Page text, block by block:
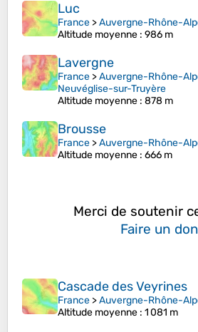
Luc
France >Auvergne-Rhône-
Altitude moyenne : 986 m
Lavergne
France >Auvergne-Rhône-
Neuvéglise-sur-Truyère
Altitude moyenne : 878 m
Brousse
France >Auvergne-Rhône-
Altitude moyenne : 666 m
Merci de soutenir
Faire un don
Cascade des Veyrines
France >Auvergne-Rhône-
Altitude moyenne : 1 081 m